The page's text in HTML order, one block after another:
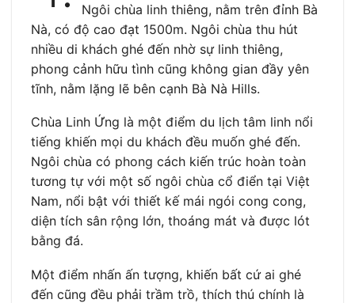
Ngôi chùa linh thiêng, nằm trên đỉnh Bà
Nà, có độ cao đạt 1500m. Ngôi chùa thu hút
nhiều di khách ghé đến nhờ sự linh thiêng,
phong cảnh hữu tình cũng không gian đầy yên
tĩnh, nằm lặng lẽ bên cạnh Bà Nà Hills.
Chùa Linh Ứng là một điểm du lịch tâm linh nổi
tiếng khiến mọi du khách đều muốn ghé đến.
Ngôi chùa có phong cách kiến trúc hoàn toàn
tương tự với một số ngôi chùa cổ điển tại Việt
Nam, nổi bật với thiết kế mái ngói cong cong,
diện tích sân rộng lớn, thoáng mát và được lót
bằng đá.
Một điểm nhấn ấn tượng, khiến bất cứ ai ghé
đến cũng đều phải trầm trồ, thích thú chính là